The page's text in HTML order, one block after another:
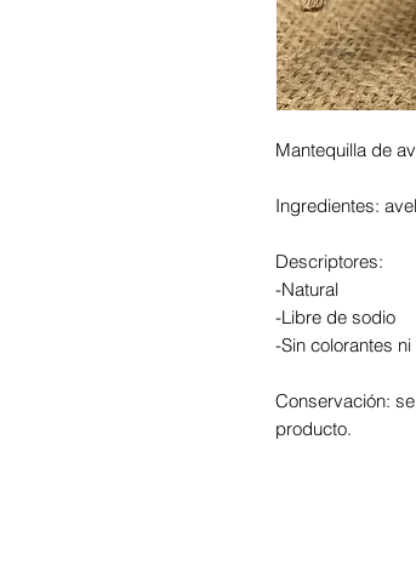
Mantequilla de
Ingredientes:
Descriptores:
-Natural
-Libre de sodio
-Sin colorantes
Conservación:
producto.